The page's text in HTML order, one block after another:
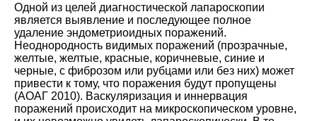
Одной из целей диагностической лапароскопии
является выявление и последующее полное
удаление эндометриоидных поражений.
Неоднородность видимых поражений (прозрачные,
желтые, желтые, красные, коричневые, синие и
черные, с фиброзом или рубцами или без них) может
привести к тому, что поражения будут пропущены
(АОАГ 2010). Васкуляризация и иннервация
поражений происходит на микроскопическом уровне,